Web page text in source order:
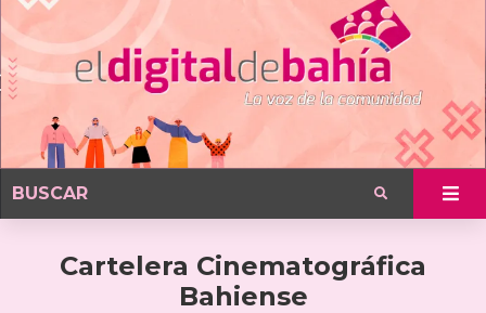
Cartelera Cinematográfica
Bahiense